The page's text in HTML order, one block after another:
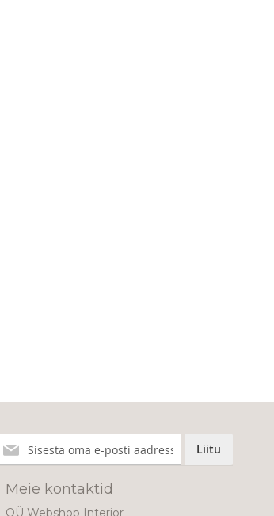
meie
Liitu
Meie kontaktid
OÜ Webshop Interior